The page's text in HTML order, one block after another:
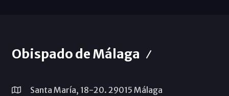
Obispado de Málaga
Santa María, 18-20. 29015 Málaga